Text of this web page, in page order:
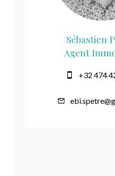
Sébastien
Agent
+32 474